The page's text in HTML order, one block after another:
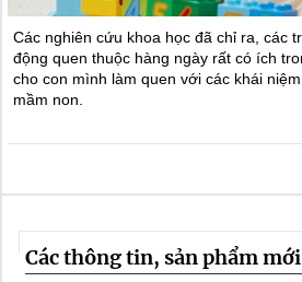
Các nghiên cứu khoa học đã chỉ ra, các
động quen thuộc hàng ngày rất có ích
cho con mình làm quen với các khái
mầm non.
Các thông tin, sản phẩm